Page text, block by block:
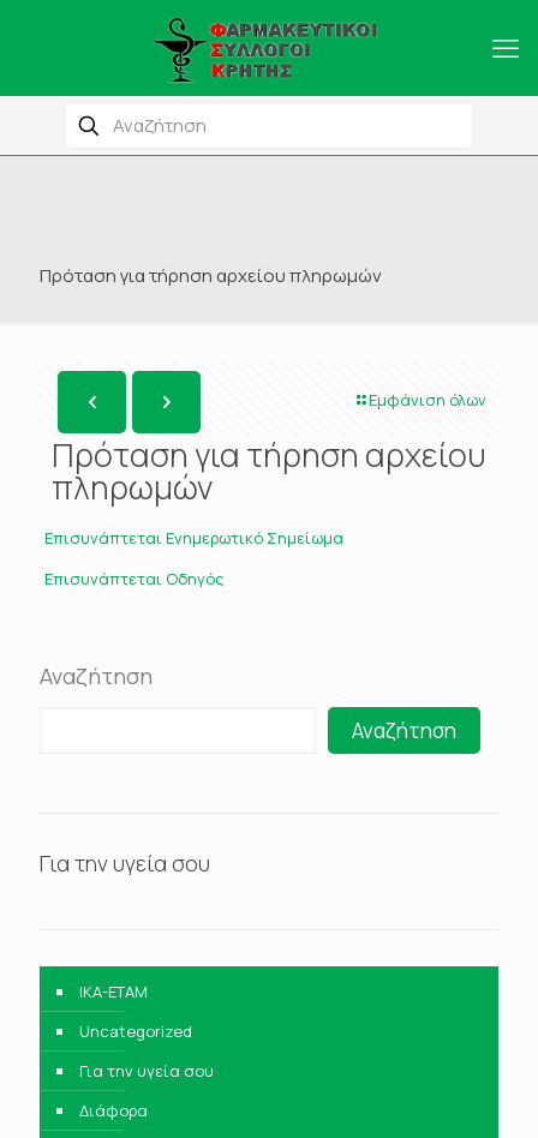
Πρόταση για τήρηση αρχείου πληρωμών
Εμφάνιση όλων
Πρόταση για τήρηση αρχείου
πληρωμών
Επισυνάπτεται Ενημερωτικό Σημείωμα
Επισυνάπτεται Οδηγός
Αναζήτηση
Αναζήτηση
Για την υγεία σου
IKA-ETAM
Uncategorized
Για την υγεία σου
Διάφορα